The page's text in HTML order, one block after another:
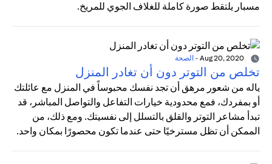
مسبار يلتقط صورة كاملة للغلاف الجوي للمريخ.
- الصحة
تخلص من التوتر دون أن تغادر المنزل
ياله من شعور مرهق أن تجد نفسك محبوساً في المنزل مع عائلتك
أو بمفردك، فمع محدودية خيارات التفاعل والتواصل المباشر، قد
تبدأ مشاعر التوتر والقلق بالتسلل إلى نفسيتك. ومع ذلك، من
الممكن أن تظل مسترخيًا حتى عندما تكون محصورًا بمكان واحد.